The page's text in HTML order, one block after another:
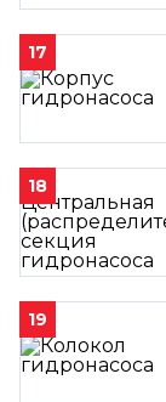
17
18
19